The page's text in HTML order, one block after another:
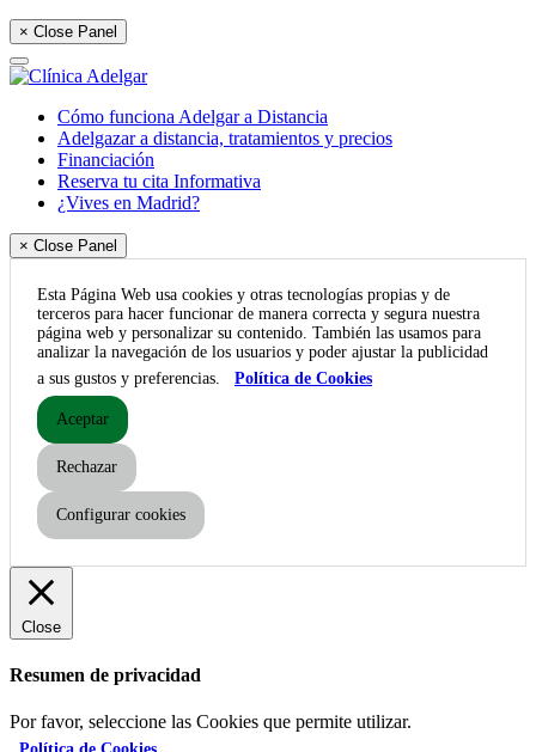
× Close Panel
Cómo funciona Adelgar a Distancia
Adelgazar a distancia, tratamientos y precios
Financiación
Reserva tu cita Informativa
¿Vives en Madrid?
× Close Panel
Esta Página Web usa cookies y otras tecnologías propias y de
terceros para hacer funcionar de manera correcta y segura nuestra
página web y personalizar su contenido. También las usamos para
analizar la navegación de los usuarios y poder ajustar la publicidad
a sus gustos y preferencias.
Política de Cookies
Aceptar
Rechazar
Configurar cookies
Close
Resumen de privacidad
Por favor, seleccione las Cookies que permite utilizar.